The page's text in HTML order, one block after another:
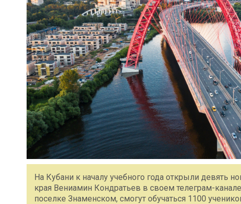
На Кубани к началу учебного года открыли девять
края Вениамин Кондратьев в своем телеграм-
поселке Знаменском, смогут обучаться 1100